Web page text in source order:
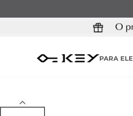
PARA ELE